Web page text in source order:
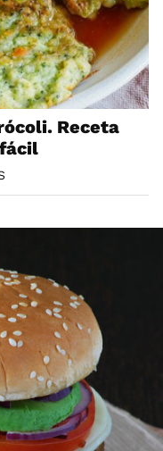
Receta